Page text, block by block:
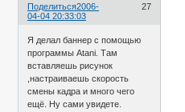
Поделиться 27
2006-
04-04 20:33:03
Я делал баннер с помощью
программы Atani. Там
вставляешь рисунок
,настраиваешь скорость
смены кадра и много чего
ещё. Ну сами увидете.